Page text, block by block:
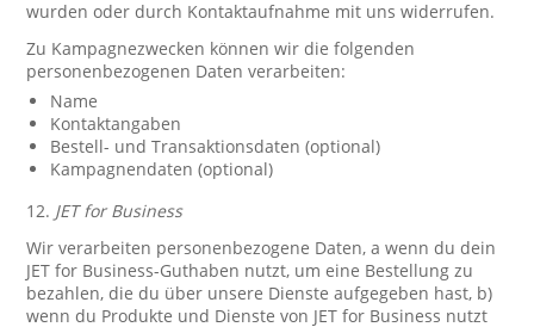
wurden oder durch Kontaktaufnahme mit uns widerrufen.
Zu Kampagnezwecken können wir die folgenden
personenbezogenen Daten verarbeiten:
Name
Kontaktangaben
Bestell- und Transaktionsdaten (optional)
Kampagnendaten (optional)
12. JET for Business
Wir verarbeiten personenbezogene Daten, a wenn du dein
JET for Business-Guthaben nutzt, um eine Bestellung zu
bezahlen, die du über unsere Dienste aufgegeben hast, b)
wenn du Produkte und Dienste von JET for Business nutzt